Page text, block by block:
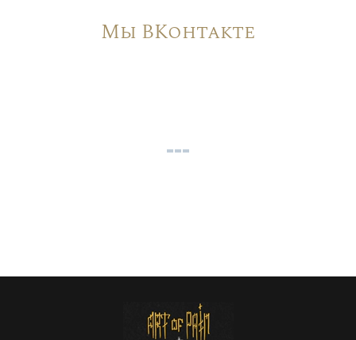
Мы ВКонтакте